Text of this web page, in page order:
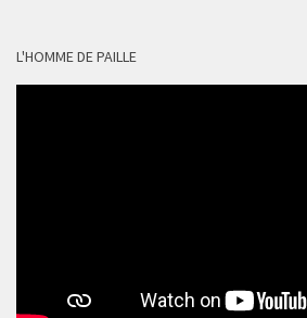
L'HOMME DE PAILLE